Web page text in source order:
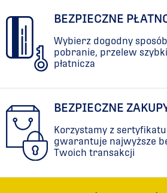
BEZPIECZNE
Wybierz dogodny
pobranie, przelew
płatnicza
BEZPIECZNE
Korzystamy z
gwarantuje najwyższe
Twoich transakcji